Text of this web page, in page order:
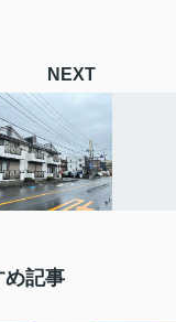
NEXT
め記事